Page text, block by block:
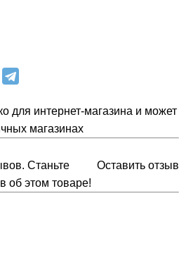
для интернет-магазина и может
магазинах
Оставить отзыв
Станьте
об этом товаре!